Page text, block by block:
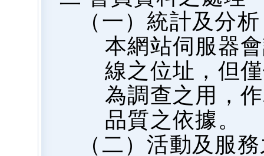
（一）統計及分析
本網站伺服器
線之位址，但
為調查之用，
品質之依據。
（二）活動及服